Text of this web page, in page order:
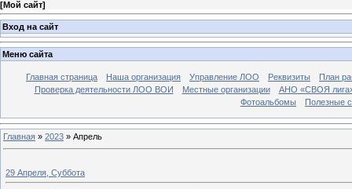
[Мой сайт]
Вход на сайт
Меню сайта
Главная страница Наша организация Управление ЛОО Реквизиты
План
Проверка деятельности ЛОО ВОИ
Местные организации
АНО «СВОЯ
Фотоальбомы
Полезные
Главная » 2023 » Апрель
29 Апреля, Суббота